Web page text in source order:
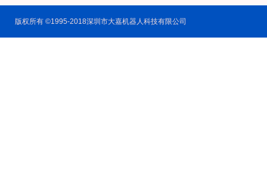
版权所有 ©1995-2018深圳市大嘉机器人科技有限公司